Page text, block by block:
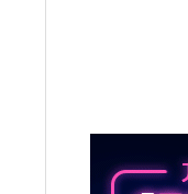
사'로 콜롬비아 대통령 취
2026'서 어린이 과학연극
우스' 잠실점, 직장인 핫플
조율 완료…초고가·비거